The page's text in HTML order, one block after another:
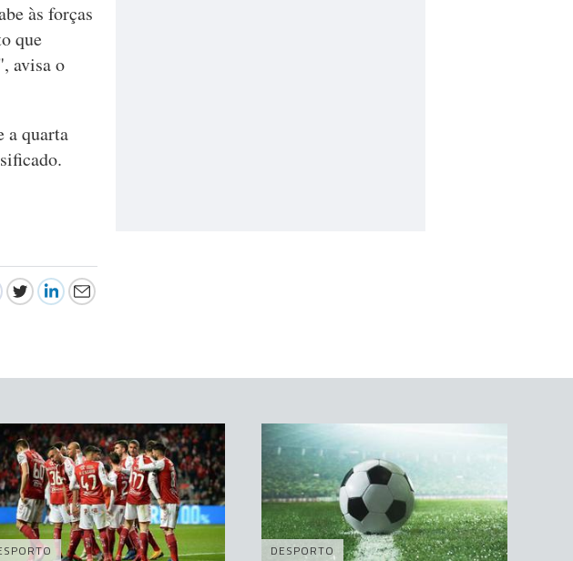
às forças
que
avisa o
a quarta
DESPORTO